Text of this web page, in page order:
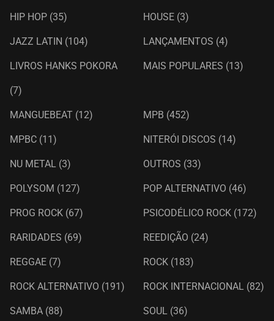
HIP HOP (35) HOUSE (3)
JAZZ LATIN (104) LANÇAMENTOS (4)
LIVROS HANKS POKORA
(7)
MAIS POPULARES (13)
MANGUEBEAT (12) MPB (452)
MPBC (11) NITERÓI DISCOS (14)
NU METAL (3) OUTROS (33)
POLYSOM (127) POP ALTERNATIVO (46)
PROG ROCK (67) PSICODÉLICO ROCK (172)
RARIDADES (69) REEDIÇÃO (24)
REGGAE (7) ROCK (183)
ROCK ALTERNATIVO (191) ROCK INTERNACIONAL (82)
SAMBA (88) SOUL (36)